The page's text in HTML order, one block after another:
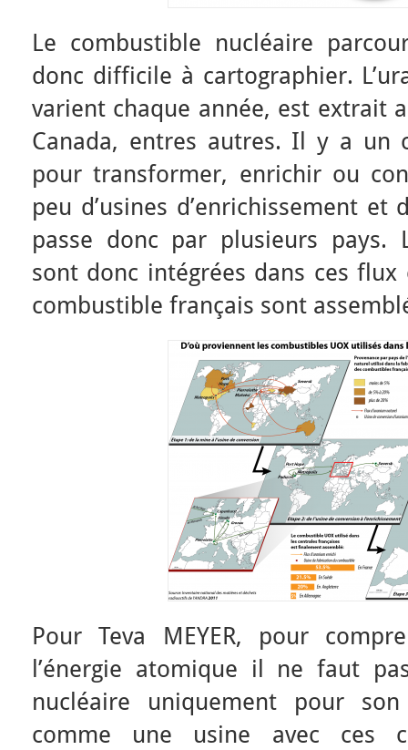
Le combustible nucléaire
donc difficile à cartographier.
varient chaque année, est extrait
Canada, entres autres. Il y a un
pour transformer, enrichir ou
peu d’usines d’enrichissement
passe donc par plusieurs pays.
sont donc intégrées dans ces flux
combustible français sont
Pour Teva MEYER, pour
l’énergie atomique il ne faut
nucléaire uniquement pour
comme une usine avec ces